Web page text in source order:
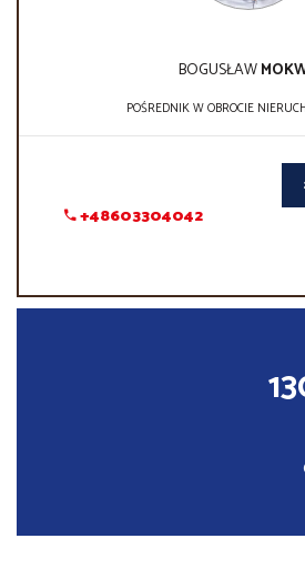
BOGUSŁAW
POŚREDNIK W OBROCIE
+48603304042